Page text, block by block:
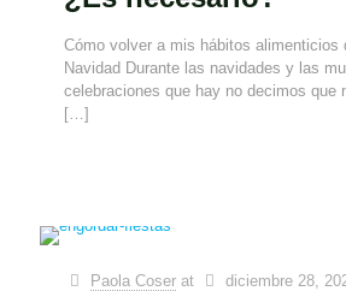
Cómo volver a mis hábitos alimenticios
Navidad Durante las navidades y las
celebraciones que hay no decimos que
[…]
Paola Coser at diciembre 28,